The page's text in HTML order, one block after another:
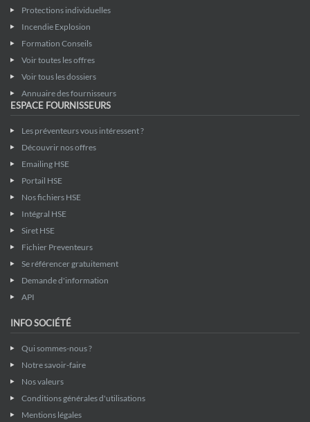
Protections individuelles
Incendie Explosion
Formation Conseils
Voir toutes les offres
Voir tous les dossiers
Annuaire des fournisseurs
ESPACE FOURNISSEURS
Les préventeurs vous intéressent ?
Découvrir nos offres
Emailing HSE
Portail HSE
Nos fichiers HSE
Intégral HSE
Siret HSE
Fichier Preventeurs
Se référencer gratuitement
Demande d'information
API
INFO SOCIÉTÉ
Qui sommes-nous ?
Notre savoir-faire
Nos valeurs
Conditions générales d'utilisations
Mentions légales